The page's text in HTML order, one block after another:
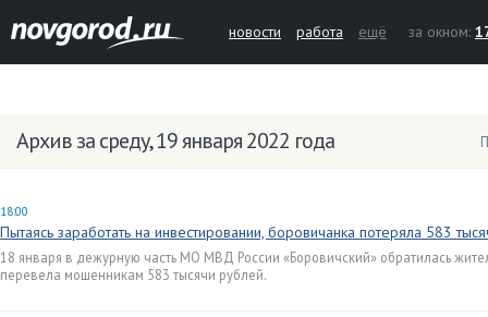
новости работа ещё за окном:
Архив за среду, 19 января 2022 года
18:00
Пытаясь заработать на инвестировании, боровичанка потеряла 583
18 января в дежурную часть МО МВД России «Боровичский» обратилась
перевела мошенникам 583 тысячи рублей.